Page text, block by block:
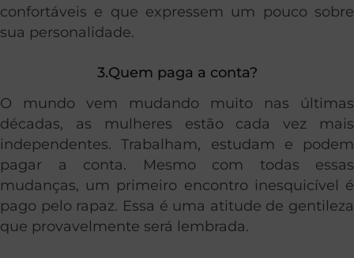
confortáveis e que expressem um pouco sobre
sua personalidade.
3.Quem paga a conta?
O mundo vem mudando muito nas últimas
décadas, as mulheres estão cada vez mais
independentes. Trabalham, estudam e podem
pagar a conta. Mesmo com todas essas
mudanças, um primeiro encontro inesquicível é
pago pelo rapaz. Essa é uma atitude de gentileza
que provavelmente será lembrada.